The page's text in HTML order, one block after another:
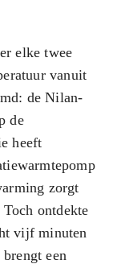
elke twee
vanuit
de Nilan-
de
heeft
zorgt
ontdekte
vijf minuten
een